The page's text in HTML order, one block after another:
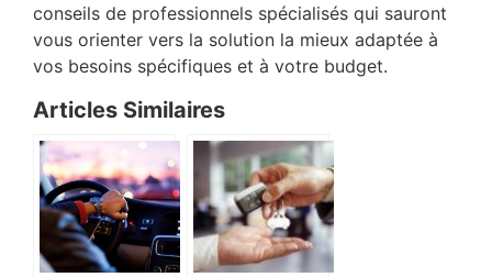
conseils de professionnels spécialisés qui sauront
vous orienter vers la solution la mieux adaptée à
vos besoins spécifiques et à votre budget.
Articles Similaires